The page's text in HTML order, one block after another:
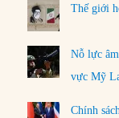
Thế giới
Nỗ lực
vực Mỹ
Chính